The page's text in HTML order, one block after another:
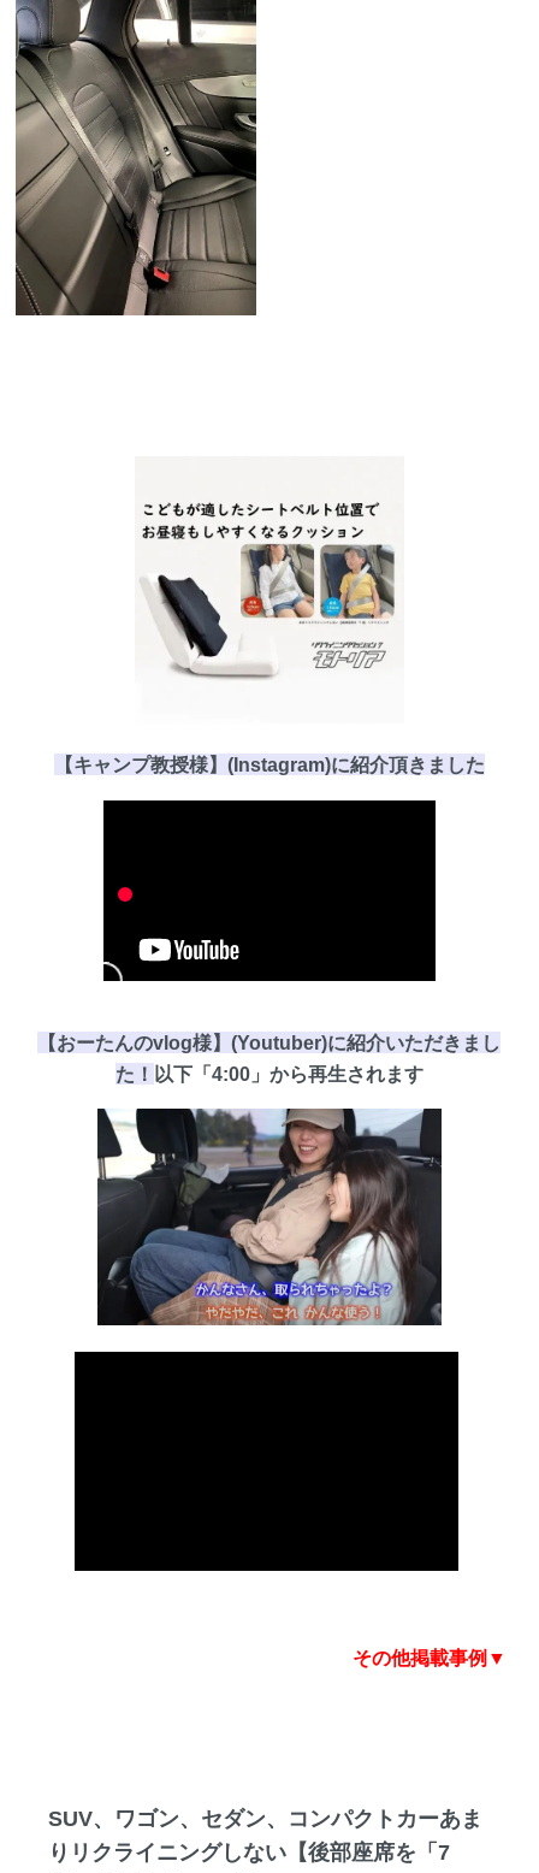
【キャンプ教授様】(Instagram)に紹介頂き ました
【おーたんのvlog様】(Youtuber)に紹介いただきまし
た！ 以下「4:00」 から再生されます
その他掲載事例▼
SUV、ワゴン、セダン、コンパクトカーあま
りリクライニングしない【後部座席を「7